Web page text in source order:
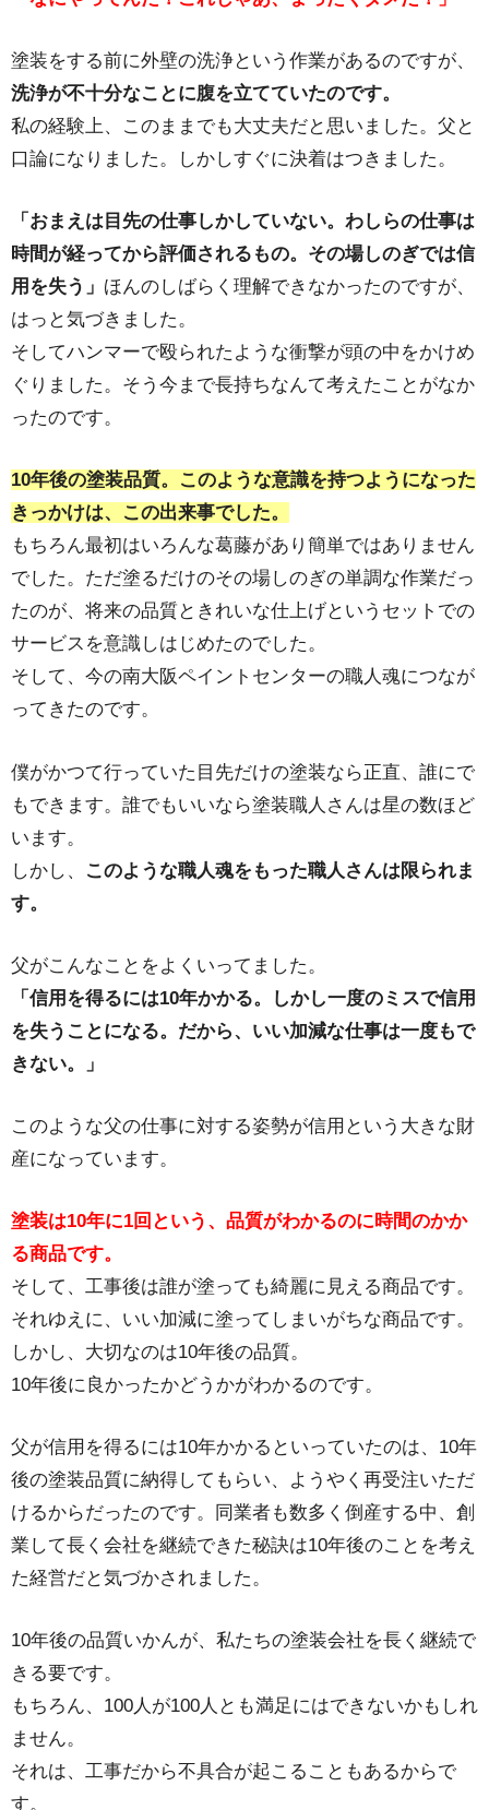
塗装をする前に外壁の洗浄という作業があるのですが、
洗浄が不十分なことに腹を立てていたのです。
私の経験上、このままでも大丈夫だと思いました。父と
口論になりました。しかしすぐに決着はつきました。
「おまえは目先の仕事しかしていない。わしらの仕事は
時間が経ってから評価されるもの。その場しのぎでは信
用を失う」 ほんのしばらく理解できなかったのですが、
はっと気づきました。
そしてハンマーで殴られたような衝撃が頭の中をかけめ
ぐりました。そう今まで長持ちなんて考えたことがなか
ったのです。
10年後の塗装品質。このような意識を持つようになった
きっかけは、この出来事でした。
もちろん最初はいろんな葛藤があり簡単ではありません
でした。ただ塗るだけのその場しのぎの単調な作業だっ
たのが、将来の品質ときれいな仕上げというセットでの
サービスを意識しはじめたのでした。
そして、今の南大阪ペイントセンターの職人魂につなが
ってきたのです。
僕がかつて行っていた目先だけの塗装なら正直、誰にで
もできます。誰でもいいなら塗装職人さんは星の数ほど
います。
しかし、
このような職人魂をもった職人さんは限られま
す。
父がこんなことをよくいってました。
「信用を得るには10年かかる。しかし一度のミスで信用
を失うことになる。だから、いい加減な仕事は一度もで
きない。」
このような父の仕事に対する姿勢が信用という大きな財
産になっています。
塗装は10年に1回という、品質がわかるのに時間のかか
る商品です。
そして、工事後は誰が塗っても綺麗に見える商品です。
それゆえに、いい加減に塗ってしまいがちな商品です。
しかし、大切なのは10年後の品質。
10年後に良かったかどうかがわかるのです。
父が信用を得るには10年かかるといっていたのは、10年
後の塗装品質に納得してもらい、ようやく再受注いただ
けるからだったのです。同業者も数多く倒産する中、創
業して長く会社を継続できた秘訣は10年後のことを考え
た経営だと気づかされました。
10年後の品質いかんが、私たちの塗装会社を長く継続で
きる要です。
もちろん、100人が100人とも満足にはできないかもしれ
ません。
それは、工事だから不具合が起こることもあるからで
す。